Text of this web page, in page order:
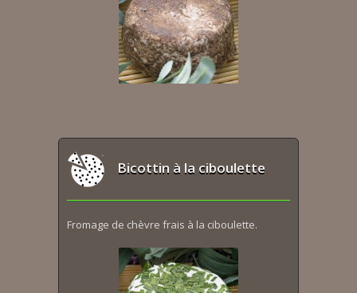
Bicottin à la ciboulette
Fromage de chèvre frais à la ciboulette.